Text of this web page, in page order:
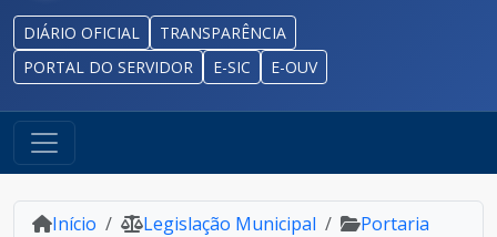
DIÁRIO OFICIAL
TRANSPARÊNCIA
PORTAL DO SERVIDOR
E-SIC E-OUV
Início Legislação Municipal
Portaria